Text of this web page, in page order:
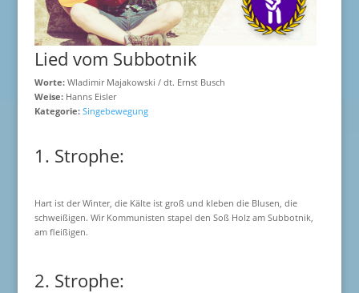
Lied vom Subbotnik
Worte:Wladimir Majakowski / dt. Ernst Busch
Weise:Hanns Eisler
Kategorie: Singebewegung
1. Strophe:
Hart ist der Winter, die Kälte ist groß und kleben die Blusen, die
schweißigen. Wir Kommunisten stapel den Soß Holz am Subbotnik,
am fleißigen.
2. Strophe: